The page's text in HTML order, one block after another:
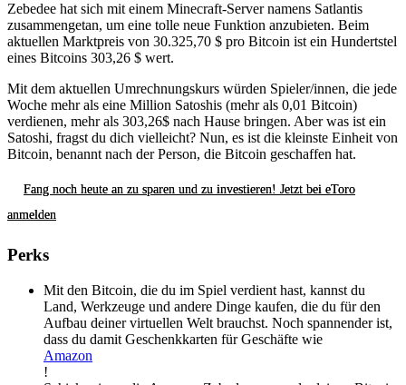
Zebedee hat sich mit einem Minecraft-Server namens Satlantis
zusammengetan, um eine tolle neue Funktion anzubieten. Beim
aktuellen Marktpreis von 30.325,70 $ pro Bitcoin ist ein Hundertstel
eines Bitcoins 303,26 $ wert.
Mit dem aktuellen Umrechnungskurs würden Spieler/innen, die jede
Woche mehr als eine Million Satoshis (mehr als 0,01 Bitcoin)
verdienen, mehr als 303,26$ nach Hause bringen. Aber was ist ein
Satoshi, fragst du dich vielleicht? Nun, es ist die kleinste Einheit von
Bitcoin, benannt nach der Person, die Bitcoin geschaffen hat.
Fang noch heute an zu sparen und zu investieren! Jetzt bei eToro
anmelden
Perks
Mit den Bitcoin, die du im Spiel verdient hast, kannst du
Land, Werkzeuge und andere Dinge kaufen, die du für den
Aufbau deiner virtuellen Welt brauchst. Noch spannender ist,
dass du damit Geschenkkarten für Geschäfte wie
Amazon
!